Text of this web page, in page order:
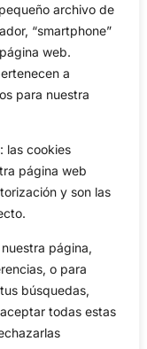
archivo de
“smartphone”
web.
a
para nuestra
las cookies
página web
y son las
página,
o para
búsquedas,
todas estas
TecnoQuatre